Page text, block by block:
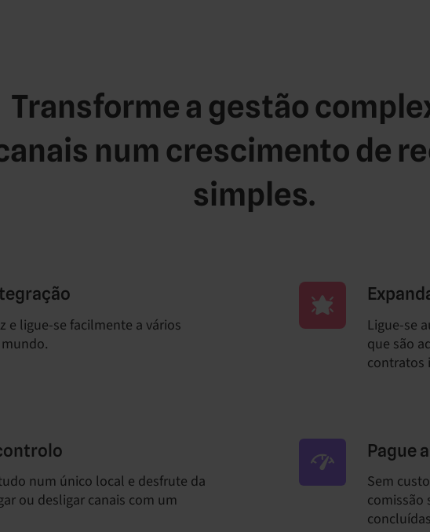
Transforme a gestão
num crescimento de
simples.
e ligue-se facilmente a vários
Ligue-se
que são
contratos
num único local e desfrute da
ou desligar canais com um
Pague
Sem
comissão